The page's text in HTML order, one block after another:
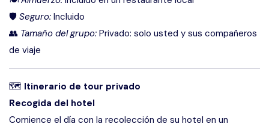
🛡 Seguro: Incluido
👥 Tamaño del grupo: Privado: solo usted y sus compañeros
de viaje
🗺 Itinerario de tour privado
Recogida del hotel
Comience el día con la recolección de su hotel en un